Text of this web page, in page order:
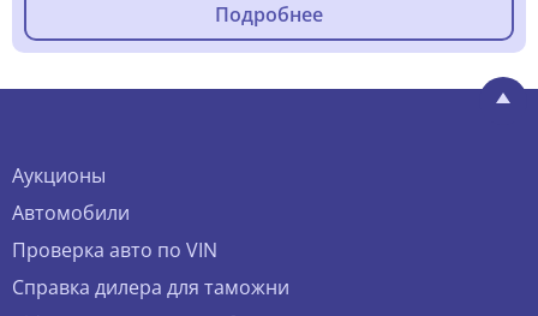
Подробнее
Аукционы
Автомобили
Проверка авто по VIN
Справка дилера для таможни